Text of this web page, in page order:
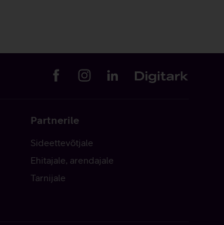
Partnerile
Sideettevõtjale
Ehitajale, arendajale
Tarnijale